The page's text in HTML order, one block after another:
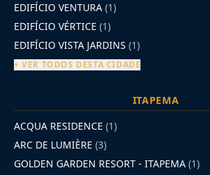
EDIFÍCIO VENTURA (1)
EDIFÍCIO VÉRTICE (1)
EDIFÍCIO VISTA JARDINS (1)
+ VER TODOS DESTA CIDADE
ITAPEMA
ACQUA RESIDENCE (1)
ARC DE LUMIÈRE (3)
GOLDEN GARDEN RESORT - ITAPEMA (1)